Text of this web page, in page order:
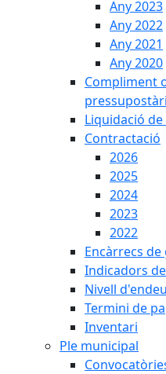
Any 2023
Any 2022
Any 2021
Any 2020
Compliment
Liquidació
Contractació
2026
2025
2024
2023
2022
Encàrrecs de
Indicadors
Nivell
Termini de
Inventari
Ple municipal